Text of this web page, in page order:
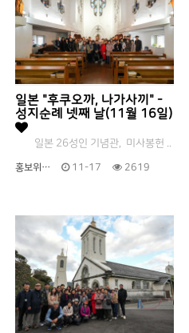
일본 "후쿠오까, 나가사끼" -
성지순례 넷째 날(11월 16일)
일본 26성인 기념관, 미사봉헌 ..
홍보위… 11-17 2619